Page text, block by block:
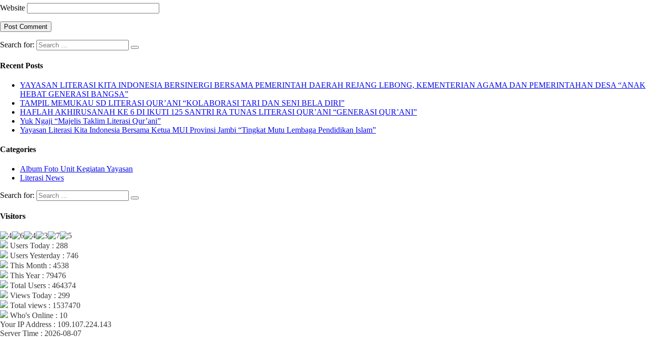
Website
Search for:
Recent Posts
YAYASAN LITERASI KITA INDONESIA BERSINERGI BERSAMA PEMERINTAH DAERAH REJANG LEBONG, KEMENTERIAN AGAMA DAN PEMERINTAHAN DESA “ANAK
HEBAT GENERASI BANGSA”
TAMPIL MEMUKAU SD LITERASI QUR’ANI “KOLABORASI TARI DAN SENI BELA DIRI”
HAFLAH AKHIRUSANAH KE 6 DI IKUTI 125 SANTRI RA TUNAS LITERASI QUR’ANI “GENERASI QUR’ANI”
Yuk Ngaji “Majelis Taklim Literasi Qur’ani”
Yayasan Literasi Kita Indonesia Bersama Ketua MUI Provinsi Jambi “Tingkat Mutu Lembaga Pendidikan Islam”
Categories
Album Foto Unit Kegiatan Yayasan
Literasi News
Search for:
Visitors
Users Today : 288
Users Yesterday : 746
This Month : 4538
This Year : 79476
Total Users : 464374
Views Today : 299
Total views : 1537470
Who's Online : 10
Your IP Address : 109.107.224.143
Server Time : 2026-08-07